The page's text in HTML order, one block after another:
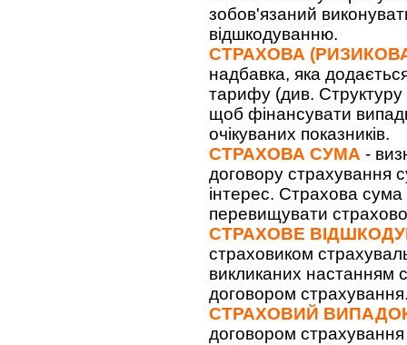
зобов'язаний
відшкодуванню.
СТРАХОВА
надбавка, яка
тарифу (див.
щоб фінансувати
очікуваних показників.
СТРАХОВА СУМА -
договору страхування
інтерес. Страхова
перевищувати
СТРАХОВЕ
страховиком
викликаних настанням
договором
СТРАХОВИЙ
договором